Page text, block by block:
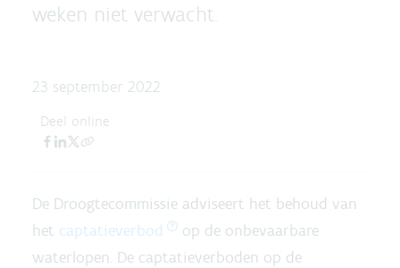
weken niet verwacht.
23 september 2022
Deel online
De Droogtecommissie adviseert het behoud van
het captatieverbod
op de onbevaarbare
waterlopen. De captatieverboden op de